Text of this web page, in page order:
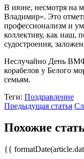
В июне, несмотря на
Владимир». Это
профессионализм и
коллективу, как наш,
судостроения,
Неслучайно День ВМФ
корабелов у Белого
семьям.
Теги: Поздравление
Предыдущая статья
Похожие
{{